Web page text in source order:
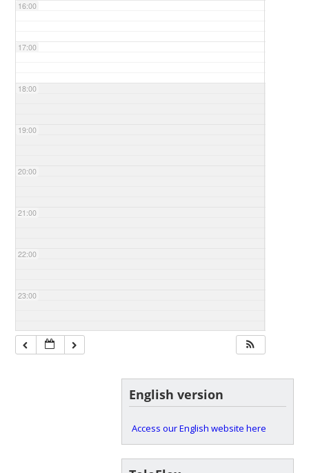
16:00
17:00
18:00
19:00
20:00
21:00
22:00
23:00
English version
Access our English website here